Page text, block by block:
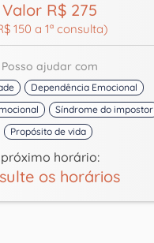
Valor R$ 275
150 a 1ª consulta)
Posso ajudar com
Dependência Emocional
Síndrome do impostor
Propósito de vida
próximo horário:
os horários